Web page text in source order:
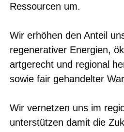
Ressourcen um.
Wir erhöhen den Anteil
regenerativer Energien,
artgerecht und regional
sowie fair gehandelter
Wir vernetzen uns im
unterstützen damit die